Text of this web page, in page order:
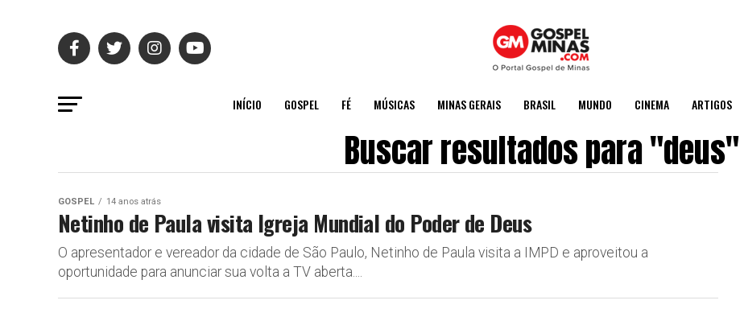
INÍCIO GOSPEL FÉ MÚSICAS MINAS GERAIS BRASIL MUNDO CINEMA ARTIGOS
Buscar resultados para "deus"
GOSPEL 14 anos atrás
Netinho de Paula visita Igreja Mundial do Poder de Deus
O apresentador e vereador da cidade de São Paulo, Netinho de Paula visita a IMPD e aproveitou a
oportunidade para anunciar sua volta a TV aberta....